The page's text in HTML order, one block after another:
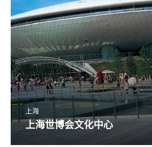
上海
上海世博会文化中心